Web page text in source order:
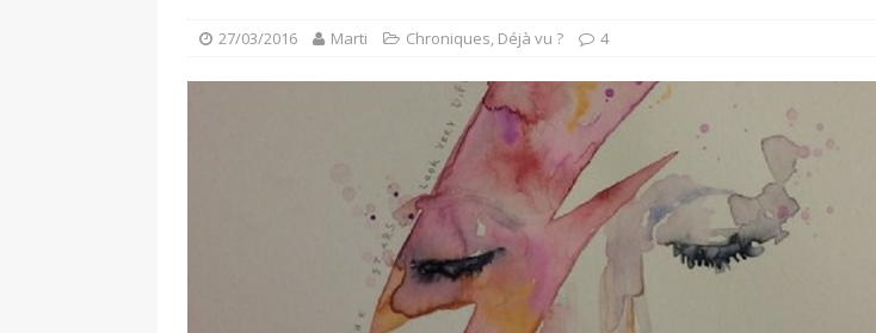
27/03/2016 Marti Chroniques, Déjà vu ? 4